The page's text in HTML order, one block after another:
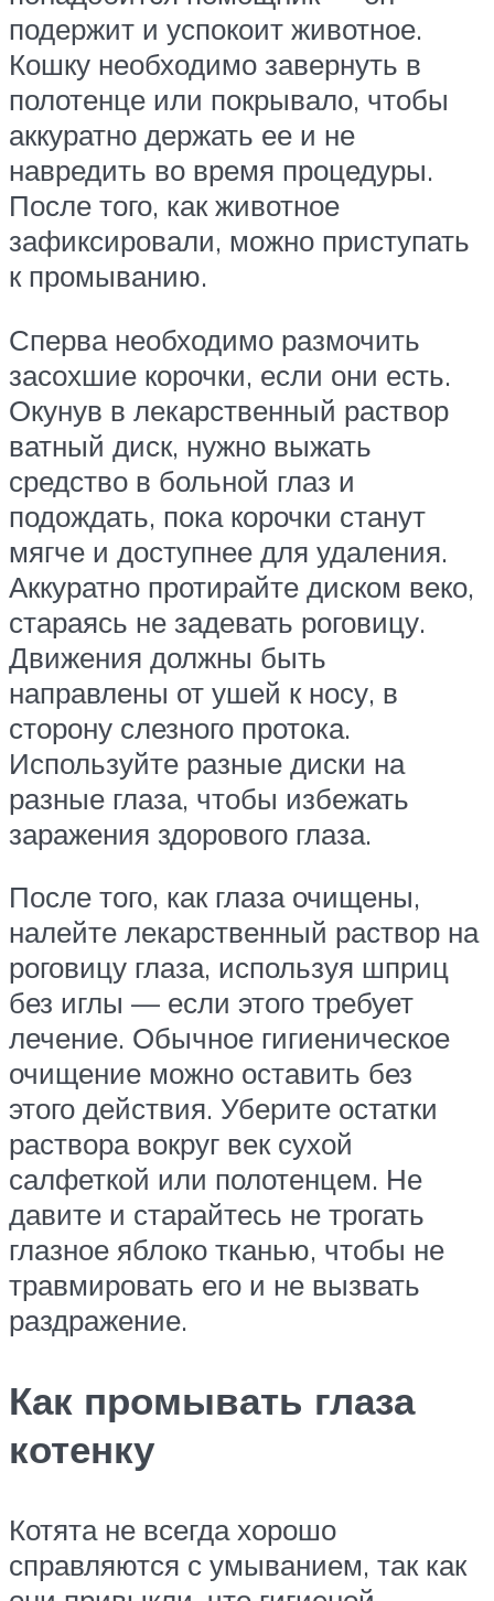
подержит и успокоит животное.
Кошку необходимо завернуть в
полотенце или покрывало, чтобы
аккуратно держать ее и не
навредить во время процедуры.
После того, как животное
зафиксировали, можно приступать
к промыванию.
Сперва необходимо размочить
засохшие корочки, если они есть.
Окунув в лекарственный раствор
ватный диск, нужно выжать
средство в больной глаз и
подождать, пока корочки станут
мягче и доступнее для удаления.
Аккуратно протирайте диском веко,
стараясь не задевать роговицу.
Движения должны быть
направлены от ушей к носу, в
сторону слезного протока.
Используйте разные диски на
разные глаза, чтобы избежать
заражения здорового глаза.
После того, как глаза очищены,
налейте лекарственный раствор на
роговицу глаза, используя шприц
без иглы — если этого требует
лечение. Обычное гигиеническое
очищение можно оставить без
этого действия. Уберите остатки
раствора вокруг век сухой
салфеткой или полотенцем. Не
давите и старайтесь не трогать
глазное яблоко тканью, чтобы не
травмировать его и не вызвать
раздражение.
Как промывать глаза
котенку
Котята не всегда хорошо
справляются с умыванием, так как